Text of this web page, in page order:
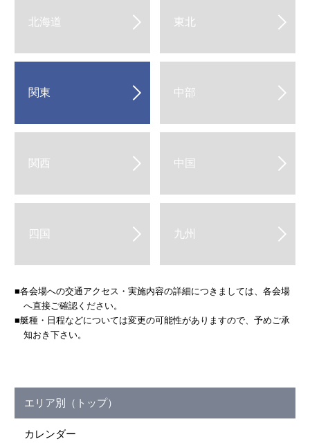
北海道 東北
関東 中部
関西 中国
四国 九州
■各会場への交通アクセス・実施内容の詳細につきましては、各会場
へ直接ご確認ください。
■艇種・日程などについては変更の可能性がありますので、予めご承
知おき下さい。
エリア別（トップ）
カレンダー